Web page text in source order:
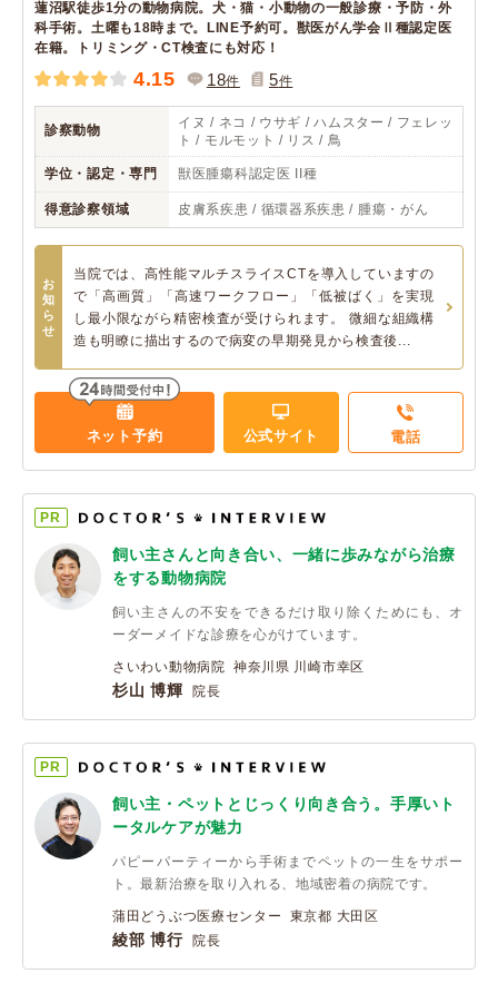
蓮沼駅徒歩1分の動物病院。犬・猫・小動物の一般診療・予防・外
科手術。土曜も18時まで。LINE予約可。獣医がん学会Ⅱ種認定医
在籍。トリミング・CT検査にも対応！
4.15 18件 5件
診察動物
イヌ / ネコ / ウサギ / ハムスター / フェレッ
ト / モルモット / リス / 鳥
学位・認定・専門 獣医腫瘍科認定医 II種
得意診察領域 皮膚系疾患 / 循環器系疾患 / 腫瘍・がん
お
知
ら
せ
当院では、高性能マルチスライスCTを導入していますの
で「高画質」「高速ワークフロー」「低被ばく」を実現
し最小限ながら精密検査が受けられます。 微細な組織構
造も明瞭に描出するので病変の早期発見から検査後...
ネット予約 公式サイト 電話
PR
飼い主さんと向き合い、一緒に歩みながら治療
をする動物病院
飼い主さんの不安をできるだけ取り除くためにも、オ
ーダーメイドな診療を心がけています。
さいわい動物病院 神奈川県 川崎市幸区
杉山 博輝 院長
PR
飼い主・ペットとじっくり向き合う。手厚いト
ータルケアが魅力
パピーパーティーから手術までペットの一生をサポー
ト。最新治療を取り入れる、地域密着の病院です。
蒲田どうぶつ医療センター 東京都 大田区
綾部 博行 院長